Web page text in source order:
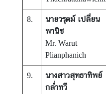
u
d
s
8.
นายวรุตม์ เปลี่ยน
พานิช
Mr. Warut
Plianphanich
9.
นางสาวสุทธาทิพย์
กล่ำทวี